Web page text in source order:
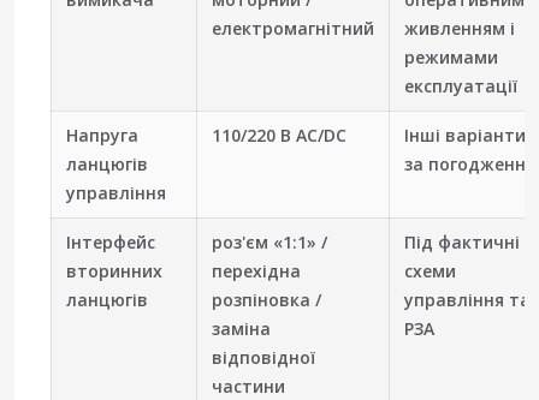
електромагнітний
живленням і
режимами
експлуатації
Напруга
ланцюгів
управління
110/220 В AC/DC
Інші варіанти -
за
Інтерфейс
вторинних
ланцюгів
роз'єм «1:1» /
перехідна
розпіновка /
заміна
відповідної
частини
Під фактичні
схеми
управління та
РЗА